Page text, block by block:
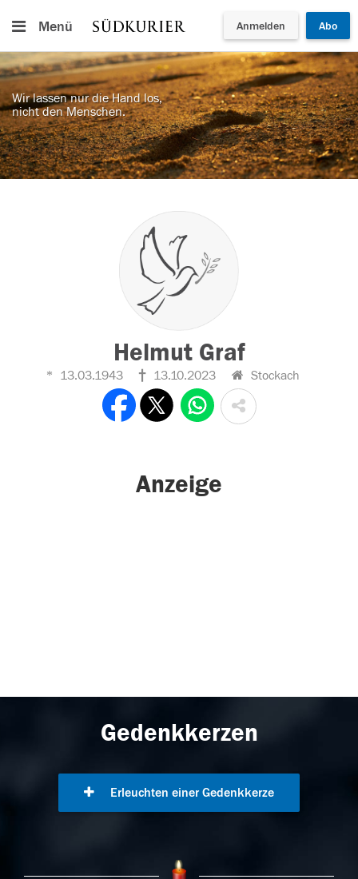
Menü Anmelden Abo
Wir lassen nur die Hand los,
nicht den Menschen.
Helmut Graf
13.03.1943 13.10.2023 Stockach
Anzeige
Gedenkkerzen
Erleuchten einer Gedenkkerze